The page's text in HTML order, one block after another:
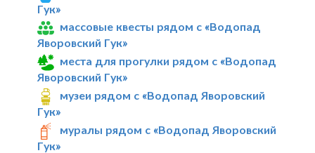
Гук»
массовые квесты рядом с «Водопад
Яворовский Гук»
места для прогулки рядом с «Водопад
Яворовский Гук»
музеи рядом с «Водопад Яворовский
Гук»
муралы рядом с «Водопад Яворовский
Гук»